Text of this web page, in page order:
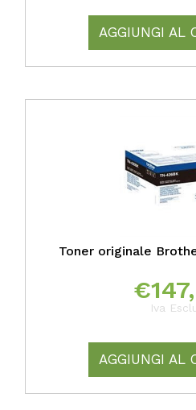
AGGIUNGI AL
Toner originale
€
Iva
AGGIUNGI AL